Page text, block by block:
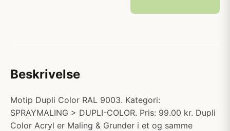
Beskrivelse
Motip Dupli Color RAL 9003. Kategori:
SPRAYMALING > DUPLI-COLOR. Pris: 99.00 kr. Dupli
Color Acryl er Maling & Grunder i et og samme